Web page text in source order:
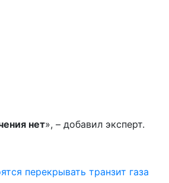
нет», – добавил эксперт.
перекрывать транзит газа